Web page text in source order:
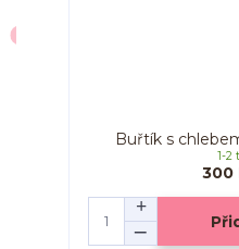
Buřtík s
300
1-2